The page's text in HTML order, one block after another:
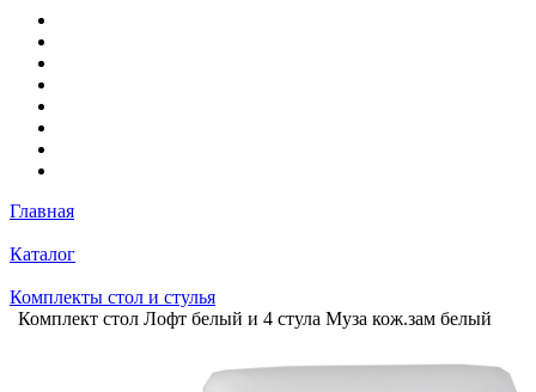
Главная
Каталог
Комплекты стол и стулья
Комплект стол Лофт белый и 4 стула Муза кож.зам белый